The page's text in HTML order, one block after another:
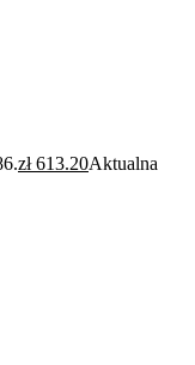
zł613.20Aktualna